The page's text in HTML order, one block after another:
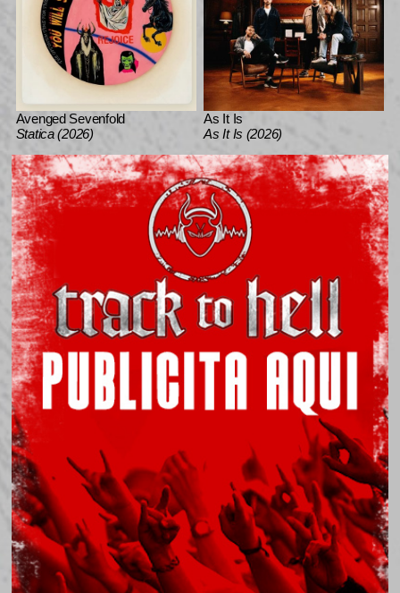
Avenged Sevenfold
Statica (2026)
As It Is
As It Is (2026)